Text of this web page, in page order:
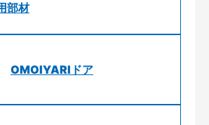
部材
OMOIYARIドア